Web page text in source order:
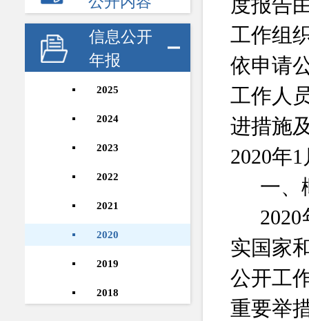
信息公开
年报
2025
2024
2023
2022
2021
2020
2019
2018
度报告
工作组
依申请
工作人
进措施
2020年1
一、
2020
实国家
公开工
重要举